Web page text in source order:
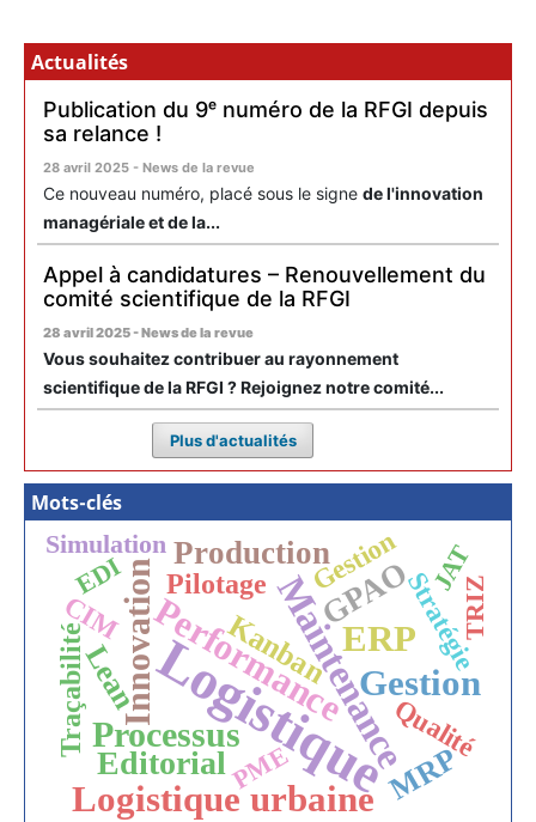
Actualités
Publication du 9ᵉ numéro de la RFGI depuis
sa relance !
28 avril 2025 - News de la revue
Ce nouveau numéro, placé sous le signe de l'innovation
managériale et de la...
Appel à candidatures – Renouvellement du
comité scientifique de la RFGI
28 avril 2025 - News de la revue
Vous souhaitez contribuer au rayonnement
scientifique de la RFGI ? Rejoignez notre comité...
Plus d'actualités
Mots-clés
Logistique
MaintenanceGestion
ERP
Logistique urbaine
Performance
Processus
Innovation
Editorial
GPAO
Production
Kanban
MRP
Lean
Traçabilité
Pilotage
CIM
Gestion
Stratégie
Qualité
Simulation
TRIZ
PME
EDI JAT